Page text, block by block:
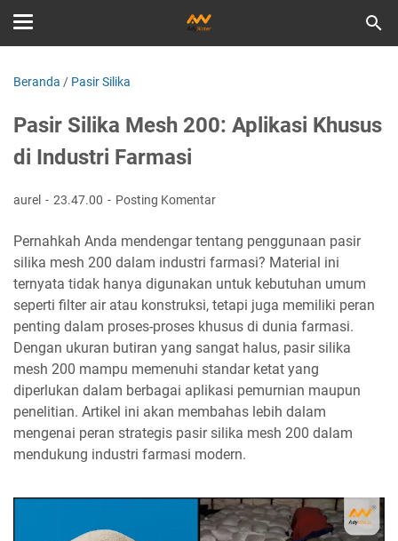
Beranda / Pasir Silika
Pasir Silika Mesh 200: Aplikasi Khusus
di Industri Farmasi
aurel 23.47.00 Posting Komentar
Pernahkah Anda mendengar tentang penggunaan pasir
silika mesh 200 dalam industri farmasi? Material ini
ternyata tidak hanya digunakan untuk kebutuhan umum
seperti filter air atau konstruksi, tetapi juga memiliki peran
penting dalam proses-proses khusus di dunia farmasi.
Dengan ukuran butiran yang sangat halus, pasir silika
mesh 200 mampu memenuhi standar ketat yang
diperlukan dalam berbagai aplikasi pemurnian maupun
penelitian. Artikel ini akan membahas lebih dalam
mengenai peran strategis pasir silika mesh 200 dalam
mendukung industri farmasi modern.